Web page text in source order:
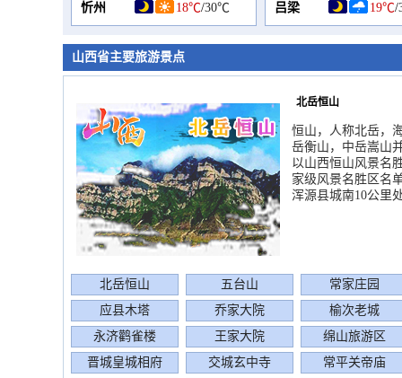
忻州 18℃/30℃ 吕梁 19℃/
山西省主要旅游景点
北岳恒山
恒山，人称北岳，
岳衡山，中岳嵩山
以山西恒山风景名
家级风景名胜区名
浑源县城南10公里
北岳恒山 五台山
常家庄园
应县木塔
乔家大院
榆次老城
永济鹳雀楼
王家大院
绵山旅游区
晋城皇城相府
交城玄中寺
常平关帝庙